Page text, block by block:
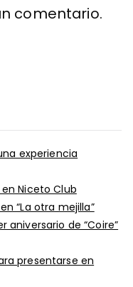
comentario.
experiencia
Niceto Club
“La otra mejilla”
aniversario de “Coire”
presentarse en